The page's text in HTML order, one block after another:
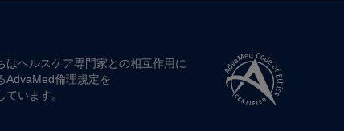
は​ヘルスケア専門家との​相互作用に​
​AdvaMed倫理規定を​
ています。